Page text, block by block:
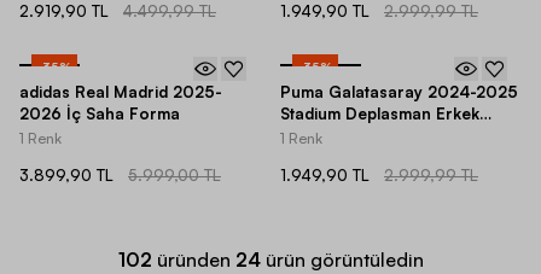
2.919,90 TL 4.499,99 TL 1.949,90 TL 2.999,99 TL
-35%
adidas Real Madrid 2025-
2026 İç Saha Forma
1 Renk
3.899,90 TL 5.999,00 TL
-35%
Puma Galatasaray 2024-2025
Stadium Deplasman Erkek
Forma
1 Renk
1.949,90 TL 2.999,99 TL
102 üründen 24 ürün görüntüledin